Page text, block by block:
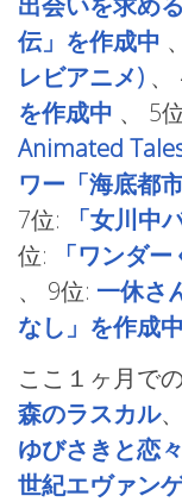
伝」を作成中 、
レビアニメ) 、
を作成中 、 5
Animated
ワー「海底都
7位:
「女川中
位:
「ワンダ
、 9位: 一休さ
なし」を作成中
ここ１ヶ月で
森のラスカル、
ゆびさきと恋々
世紀エヴァン